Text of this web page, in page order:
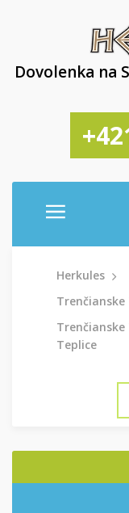
Dovolenka na
Herkules
Trenčianske
Teplice